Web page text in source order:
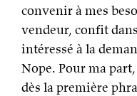
convenir à mes
vendeur, confit
intéressé à la
Nope. Pour ma
dès la première